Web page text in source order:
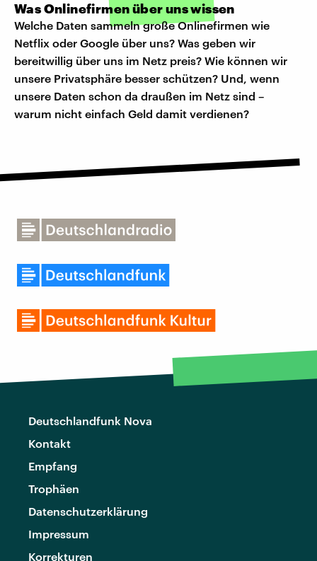
Was Onlinefirmen über uns wissen
Welche Daten sammeln große Onlinefirmen wie
Netflix oder Google über uns? Was geben wir
bereitwillig über uns im Netz preis? Wie können wir
unsere Privatsphäre besser schützen? Und, wenn
unsere Daten schon da draußen im Netz sind –
warum nicht einfach Geld damit verdienen?
Deutschlandfunk Nova
Kontakt
Empfang
Trophäen
Datenschutzerklärung
Impressum
Korrekturen